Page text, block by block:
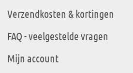
Verzendkosten & kortingen
FAQ - veelgestelde vragen
Mijn account